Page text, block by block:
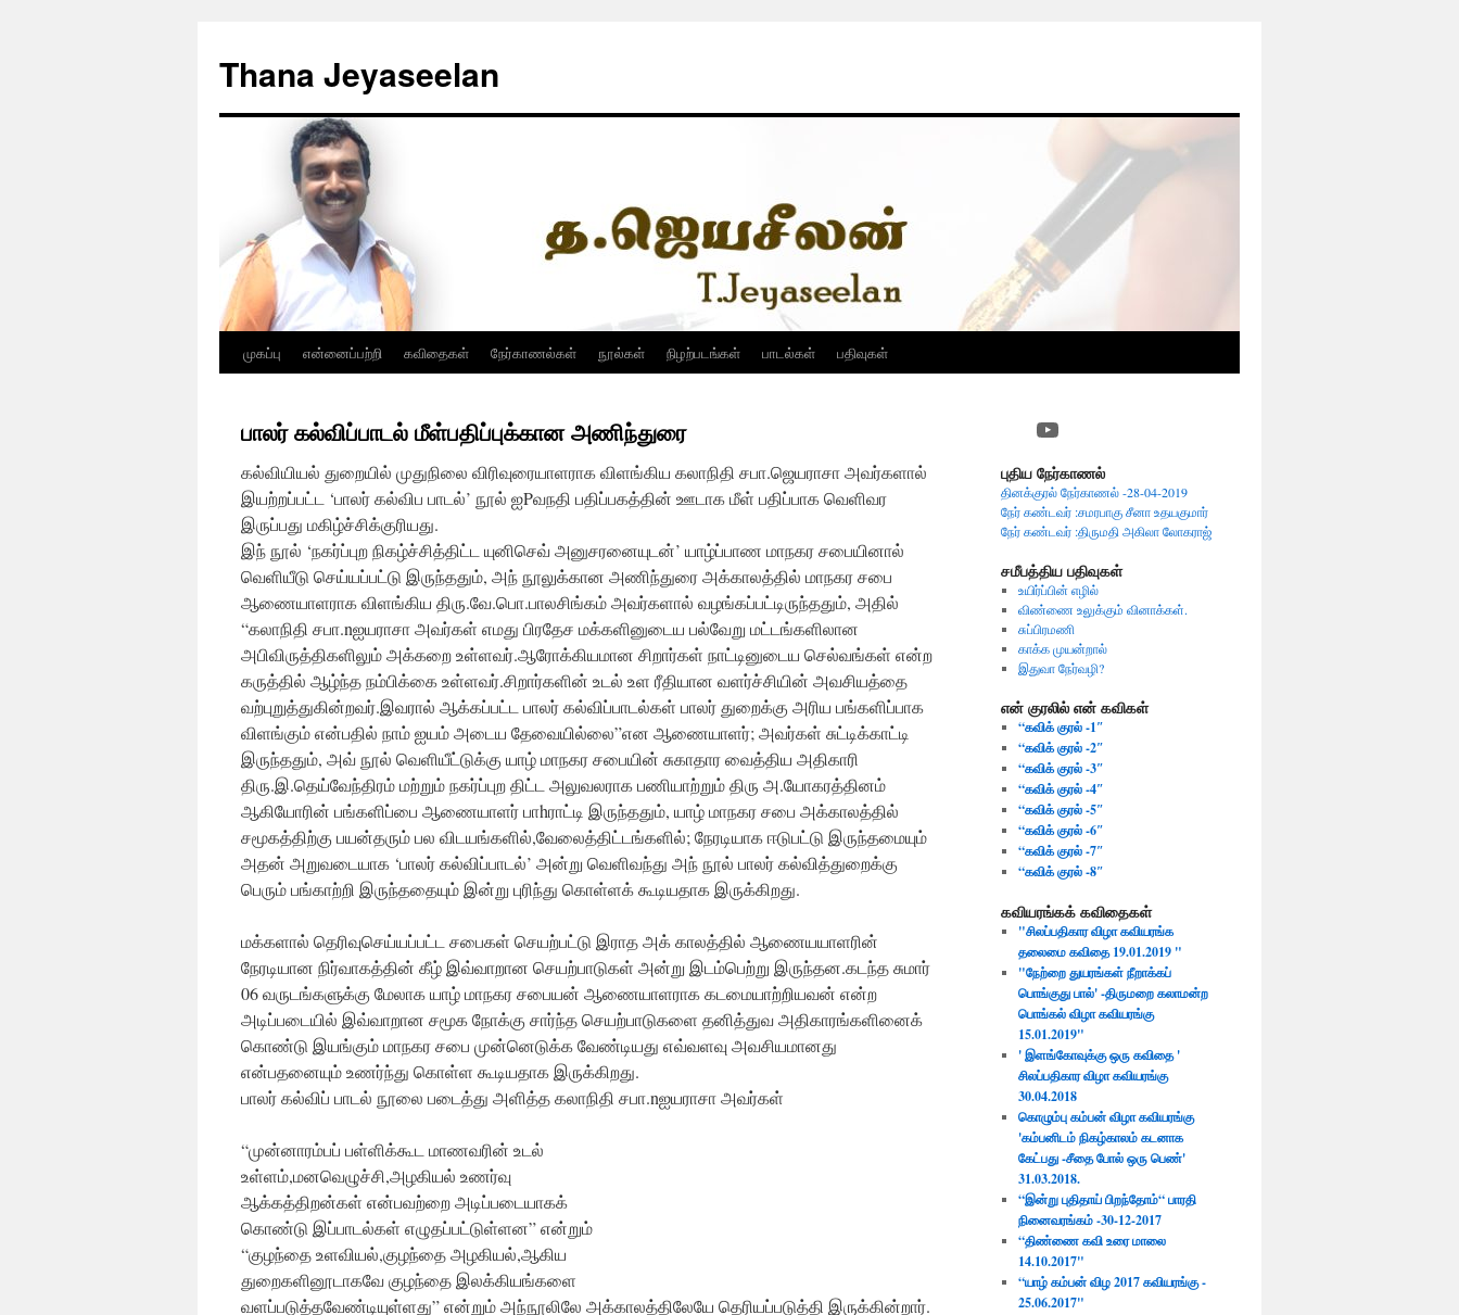
content
Thana Jeyaseelan
முகப்பு என்னைப்பற்றி கவிதைகள் நேர்காணல்கள் நூல்கள் நிழற்படங்கள் பாடல்கள் பதிவுகள்
பாலர் கல்விப்பாடல் மீள்பதிப்புக்கான அணிந்துரை
கல்வியியல் துறையில் முதுநிலை விரிவுரையாளராக விளங்கிய கலாநிதி சபா.ஜெயராசா அவர்களால்
இயற்றப்பட்ட ‘பாலர் கல்விப பாடல்’ நூல் ஐPவநதி பதிப்பகத்தின் ஊடாக மீள் பதிப்பாக வெளிவர
இருப்பது மகிழ்ச்சிக்குரியது.
இந் நூல் ‘நகர்ப்புற நிகழ்ச்சித்திட்ட யுனிசெவ் அனுசரனையுடன்’ யாழ்ப்பாண மாநகர சபையினால்
வெளியீடு செய்யப்பட்டு இருந்ததும், அந் நூலுக்கான அணிந்துரை அக்காலத்தில் மாநகர சபை
ஆணையாளராக விளங்கிய திரு.வே.பொ.பாலசிங்கம் அவர்களால் வழங்கப்பட்டிருந்ததும், அதில்
“கலாநிதி சபா.nஐயராசா அவர்கள் எமது பிரதேச மக்களினுடைய பல்வேறு மட்டங்களிலான
அபிவிருத்திகளிலும் அக்கறை உள்ளவர்.ஆரோக்கியமான சிறார்கள் நாட்டினுடைய செல்வங்கள் என்ற
கருத்தில் ஆழ்ந்த நம்பிக்கை உள்ளவர்.சிறார்களின் உடல் உள ரீதியான வளர்ச்சியின் அவசியத்தை
வற்புறுத்துகின்றவர்.இவரால் ஆக்கப்பட்ட பாலர் கல்விப்பாடல்கள் பாலர் துறைக்கு அரிய பங்களிப்பாக
விளங்கும் என்பதில் நாம் ஐயம் அடைய தேவையில்லை”என ஆணையாளர்; அவர்கள் சுட்டிக்காட்டி
இருந்ததும், அவ் நூல் வெளியீட்டுக்கு யாழ் மாநகர சபையின் சுகாதார வைத்திய அதிகாரி
திரு.இ.தெய்வேந்திரம் மற்றும் நகர்ப்புற திட்ட அலுவலராக பணியாற்றும் திரு அ.யோகரத்தினம்
ஆகியோரின் பங்களிப்பை ஆணையாளர் பாhராட்டி இருந்ததும், யாழ் மாநகர சபை அக்காலத்தில்
சமூகத்திற்கு பயன்தரும் பல விடயங்களில்,வேலைத்திட்டங்களில்; நேரடியாக ஈடுபட்டு இருந்தமையும்
அதன் அறுவடையாக ‘பாலர் கல்விப்பாடல்’ அன்று வெளிவந்து அந் நூல் பாலர் கல்வித்துறைக்கு
பெரும் பங்காற்றி இருந்ததையும் இன்று புரிந்து கொள்ளக் கூடியதாக இருக்கிறது.
மக்களால் தெரிவுசெய்யப்பட்ட சபைகள் செயற்பட்டு இராத அக் காலத்தில் ஆணையயாளரின்
நேரடியான நிர்வாகத்தின் கீழ் இவ்வாறான செயற்பாடுகள் அன்று இடம்பெற்று இருந்தன.கடந்த சுமார்
06 வருடங்களுக்கு மேலாக யாழ் மாநகர சபையன் ஆணையாளராக கடமையாற்றியவன் என்ற
அடிப்படையில் இவ்வாறான சமூக நோக்கு சார்ந்த செயற்பாடுகளை தனித்துவ அதிகாரங்களினைக்
கொண்டு இயங்கும் மாநகர சபை முன்னெடுக்க வேண்டியது எவ்வளவு அவசியமானது
என்பதனையும் உணர்ந்து கொள்ள கூடியதாக இருக்கிறது.
பாலர் கல்விப் பாடல் நூலை படைத்து அளித்த கலாநிதி சபா.nஐயராசா அவர்கள்
“முன்னாரம்பப் பள்ளிக்கூட மாணவரின் உடல்
உள்ளம்,மனவெழுச்சி,அழகியல் உணர்வு
ஆக்கத்திறன்கள் என்பவற்றை அடிப்படையாகக்
கொண்டு இப்பாடல்கள் எழுதப்பட்டுள்ளன” என்றும்
“குழந்தை உளவியல்,குழந்தை அழகியல்,ஆகிய
துறைகளினூடாகவே குழந்தை இலக்கியங்களை
வளப்படுத்தவேண்டியுள்ளது” என்றும் அந்நூலிலே அக்காலத்திலேயே தெரியப்படுத்தி இருக்கின்றார்.
YouTube
புதிய நேர்காணல்
தினக்குரல் நேர்காணல் -28-04-2019
நேர் கண்டவர் :சமரபாகு சீனா உதயகுமார்
நேர் கண்டவர் :திருமதி அகிலா லோகராஜ்
சமீபத்திய பதிவுகள்
உயிர்ப்பின் எழில்
விண்ணை உலுக்கும் வினாக்கள்.
சுப்பிரமணி
காக்க முயன்றால்
இதுவா நேர்வழி?
என் குரலில் என் கவிகள்
“கவிக் குரல் -1″
“கவிக் குரல் -2″
“கவிக் குரல் -3″
“கவிக் குரல் -4″
“கவிக் குரல் -5″
“கவிக் குரல் -6″
“கவிக் குரல் -7″
“கவிக் குரல் -8″
கவியரங்கக் கவிதைகள்
"சிலப்பதிகார விழா கவியரங்க
தலைமை கவிதை 19.01.2019 ​"
"​நேற்றை துயரங்கள் நீறாக்கப்
பொங்குது பால்' -திருமறை கலாமன்ற
பொங்கல் விழா கவியரங்கு
15.01.2019"
' இளங்கோவுக்கு ஒரு கவிதை '
சிலப்பதிகார விழா கவியரங்கு
30.04.2018​
கொழும்பு கம்பன் விழா கவியரங்கு
'கம்பனிடம் நிகழ்காலம் கடனாக
கேட்பது -சீதை போல் ஒரு பெண்'
31.03.2018.
“இன்று புதிதாய் பிறந்தோம்“ பாரதி
நினைவரங்கம் -30-12-2017
“திண்ணை கவி உரை மாலை
14.10.2017"
“யாழ் கம்பன் விழ 2017 கவியரங்கு -
25.06.2017"